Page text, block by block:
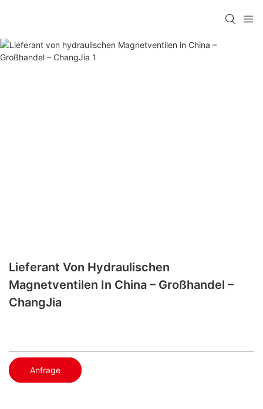
Lieferant Von Hydraulischen
Magnetventilen In China – Großhandel –
ChangJia
Anfrage